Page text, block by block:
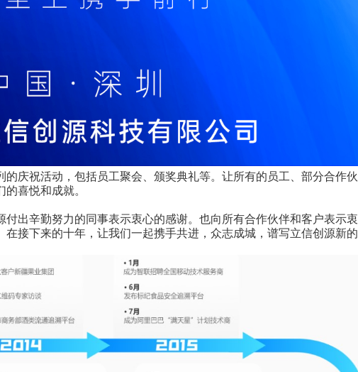
庆祝活动，包括员工聚会、颁奖典礼等。让所有的员工、部分合作伙
喜悦和成就。
出辛勤努力的同事表示衷心的感谢。也向所有合作伙伴和客户表示衷
接下来的十年，让我们一起携手共进，众志成城，谱写立信创源新的